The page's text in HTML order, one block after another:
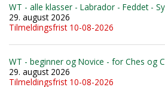
WT - alle klasser - Labrador - Feddet -
29. august 2026
Tilmeldingsfrist 10-08-2026
WT - beginner og Novice - for Ches og
29. august 2026
Tilmeldingsfrist 10-08-2026